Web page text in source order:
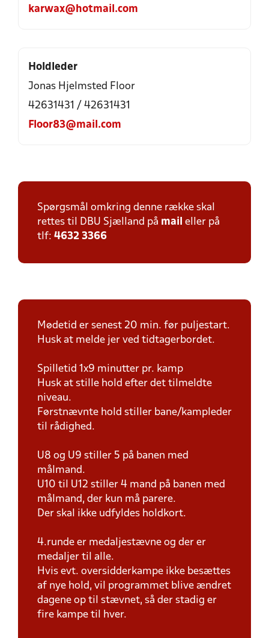
karwax@hotmail.com
Holdleder
Jonas Hjelmsted Floor
42631431 / 42631431
Floor83@mail.com
Spørgsmål omkring denne række skal
rettes til DBU Sjælland på mail eller på
tlf: 4632 3366
Mødetid er senest 20 min. før puljestart.
Husk at melde jer ved tidtagerbordet.
Spilletid 1x9 minutter pr. kamp
Husk at stille hold efter det tilmeldte
niveau.
Førstnævnte hold stiller bane/kampleder
til rådighed.
U8 og U9 stiller 5 på banen med
målmand.
U10 til U12 stiller 4 mand på banen med
målmand, der kun må parere.
Der skal ikke udfyldes holdkort.
4.runde er medaljestævne og der er
medaljer til alle.
Hvis evt. oversidderkampe ikke besættes
af nye hold, vil programmet blive ændret
dagene op til stævnet, så der stadig er
fire kampe til hver.